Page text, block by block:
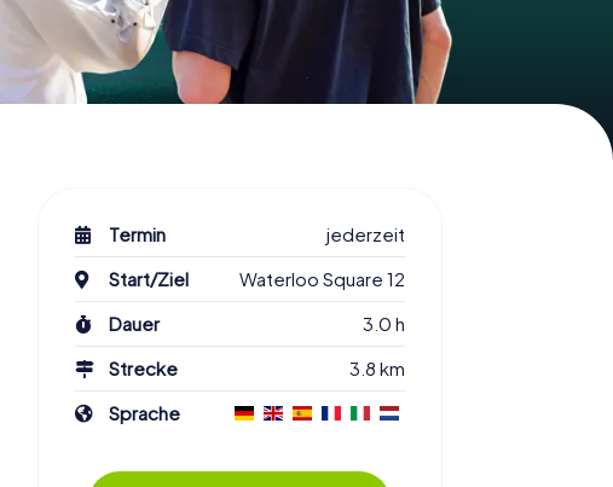
Termin
jederzeit
Start/Ziel
Waterloo Square 12
Dauer
3.0 h
Strecke
3.8 km
Sprache